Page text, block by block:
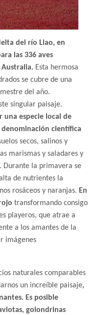
del río Liao, en
las 336 aves
Esta hermosa
se cubre de una
del año.
singular paisaje.
una especie local de
científica
secos, salinos y
marismas y saladares y
Durante la primavera se
de nutrientes la
rosáceos y naranjas. En
transformando consigo
playeros, que atrae a
a los amantes de la
imágenes
naturales comparables
un increíble paisaje,
Es posible
golondrinas